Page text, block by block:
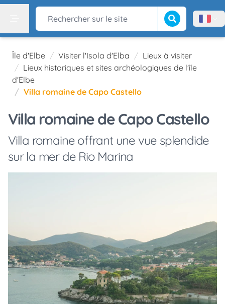
Rechercher sur le site Lancer la Menù
Île d'Elbe Visiter l'Isola d'Elba
Lieux à visiter
Lieux historiques et sites archéologiques de l'île
d'Elbe
Villa romaine de Capo Castello
Villa romaine de Capo Castello
Villa romaine offrant une vue splendide
sur la mer de Rio Marina